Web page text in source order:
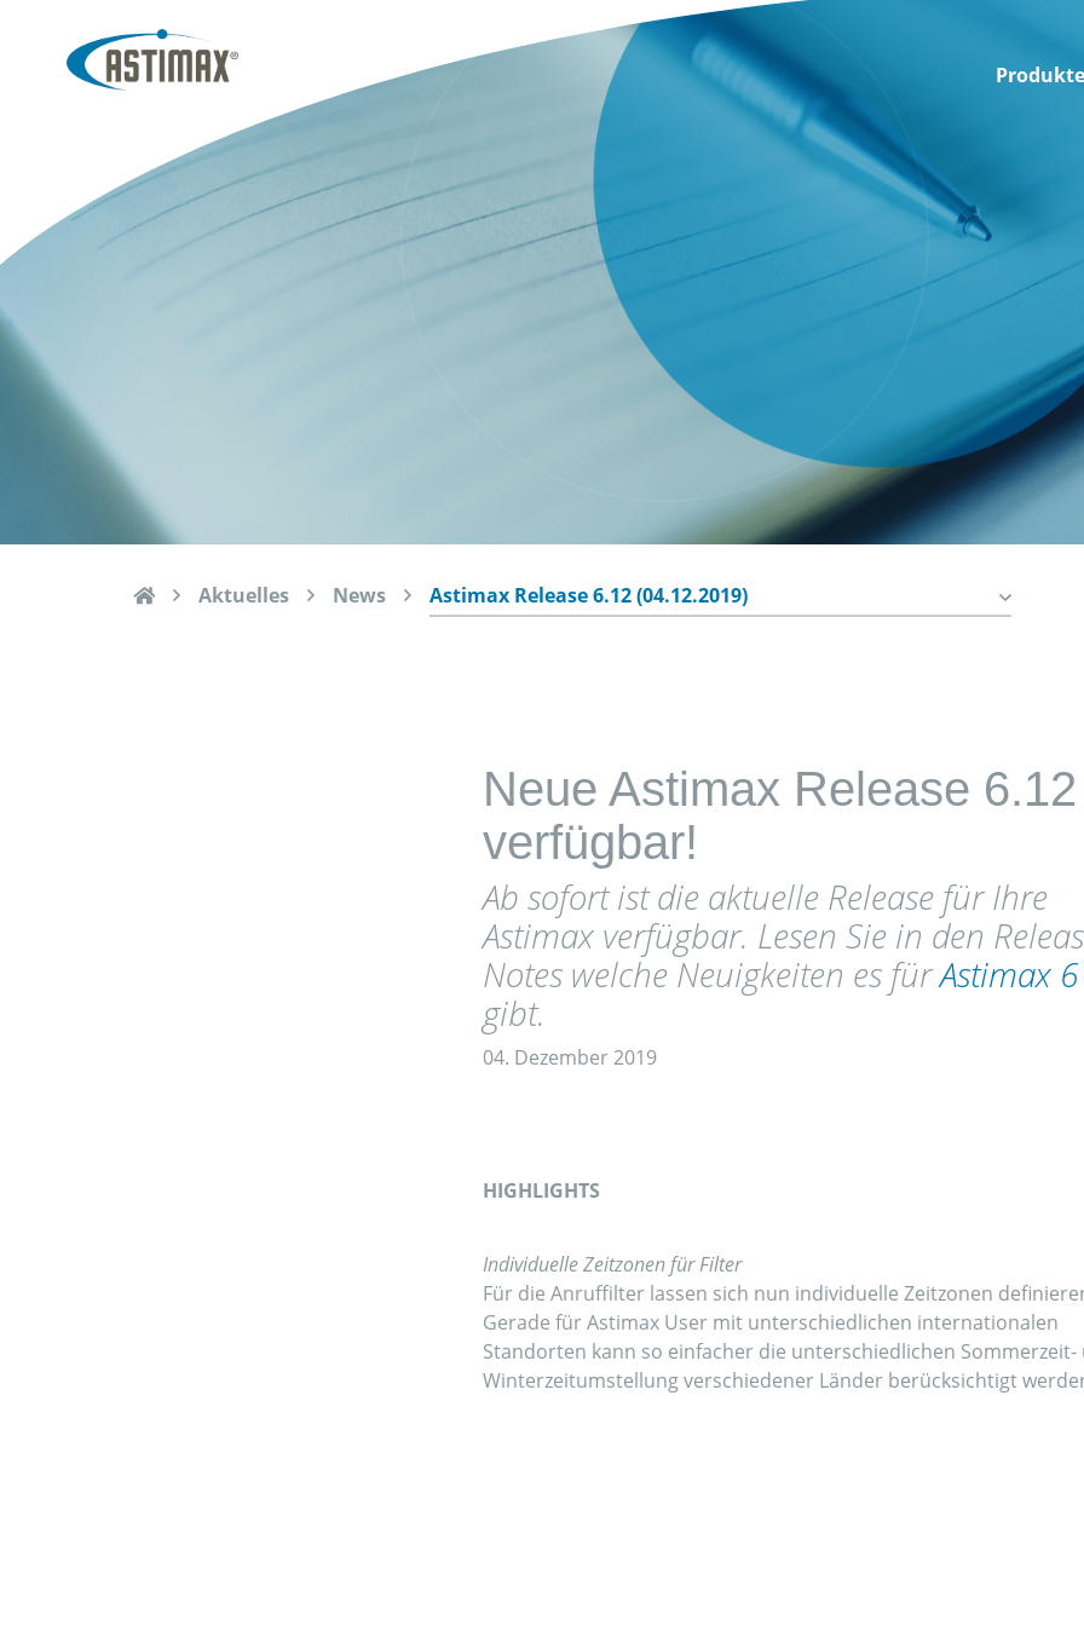
Produkte
Aktuelles News
Neue Astimax Release 6.12
verfügbar!
Ab sofort ist die aktuelle Release für Ihre
Astimax verfügbar. Lesen Sie in den
Notes welche Neuigkeiten es fürAstimax 6
gibt.
04. Dezember 2019
HIGHLIGHTS
Individuelle Zeitzonen für Filter
Für die Anruffilter lassen sich nun individuelle Zeitzonen
Gerade für Astimax User mit unterschiedlichen internationalen
Standorten kann so einfacher die unterschiedlichen Sommerzeit-
Winterzeitumstellung verschiedener Länder berücksichtigt